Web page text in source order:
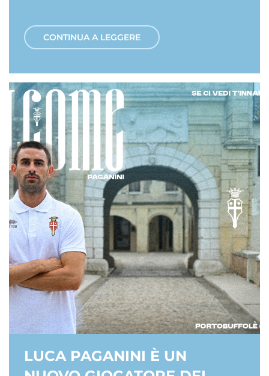
CONTINUA A LEGGERE
LUCA PAGANINI È UN